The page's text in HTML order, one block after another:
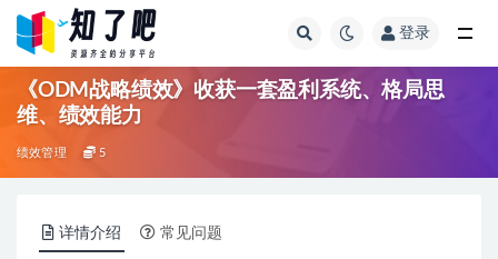
登录
《ODM战略绩效》收获一套盈利系统、格局思
维、绩效能力
绩效管理 5
详情介绍 常见问题
全部